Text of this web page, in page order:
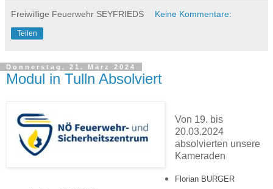
Freiwillige Feuerwehr SEYFRIEDS Keine Kommentare:
Teilen
Donnerstag, 21. März 2024
Modul in Tulln Absolviert
Von 19. bis
20.03.2024
absolvierten unsere
Kameraden
Florian BURGER